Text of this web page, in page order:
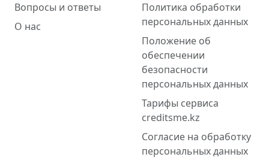
Вопросы и ответы
О нас
Политика обработки
персональных данных
Положение об
обеспечении
безопасности
персональных данных
Тарифы сервиса
creditsme.kz
Согласие на обработку
персональных данных